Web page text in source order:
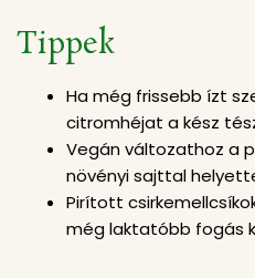
Tippek
Ha még frissebb ízt
citromhéjat a kész
Vegán változathoz a
növényi sajttal
Pirított
még laktatóbb fogás